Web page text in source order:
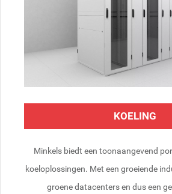
KOELING
Minkels biedt een toonaangevend
koeloplossingen. Met een groeiende
groene datacenters en dus een